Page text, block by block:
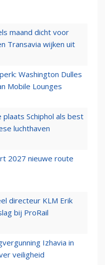
maand dicht voor
Transavia wijken uit
Washington Dulles
Mobile Lounges
Schiphol als best
luchthaven
2027 nieuwe route
directeur KLM Erik
bij ProRail
Izhavia in
veiligheid